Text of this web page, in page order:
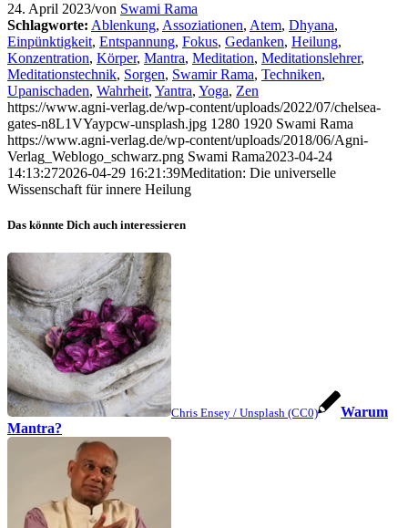
24. April 2023/von Swami Rama
Schlagworte: Ablenkung, Assoziationen, Atem, Dhyana,
Einpünktigkeit, Entspannung, Fokus, Gedanken, Heilung,
Konzentration, Körper, Mantra, Meditation, Meditationslehrer,
Meditationstechnik, Sorgen, Swamir Rama, Techniken,
Upanischaden, Wahrheit, Yantra, Yoga, Zen
https://www.agni-verlag.de/wp-content/uploads/2022/07/chelsea-
gates-n8L1VYaypcw-unsplash.jpg 1280 1920 Swami Rama
https://www.agni-verlag.de/wp-content/uploads/2018/06/Agni-
Verlag_Weblogo_schwarz.png Swami Rama2023-04-24
14:13:272026-04-29 16:21:39Meditation: Die universelle
Wissenschaft für innere Heilung
Das könnte Dich auch interessieren
Chris Ensey / Unsplash (CC0)
Warum
Mantra?